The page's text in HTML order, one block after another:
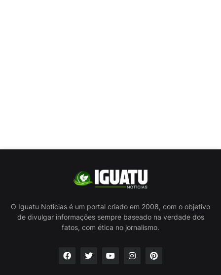
O Iguatu Noticias é um portal criado em 2008, com o objetivo
de divulgar informações sempre baseado na verdade dos
fatos, com ética no jornalismo.